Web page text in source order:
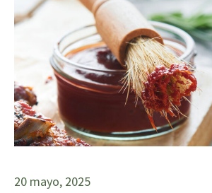
20 mayo, 2025